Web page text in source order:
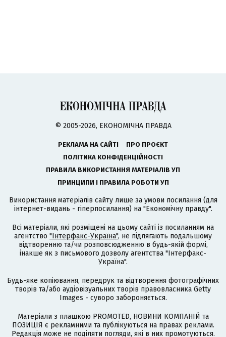
© 2005-2026, ЕКОНОМІЧНА ПРАВДА
РЕКЛАМА НА САЙТІ
ПРО ПРОЄКТ
ПОЛІТИКА КОНФІДЕНЦІЙНОСТІ
ПРАВИЛА ВИКОРИСТАННЯ МАТЕРІАЛІВ УП
ПРИНЦИПИ І ПРАВИЛА РОБОТИ УП
Використання матеріалів сайту лише за умови посилання (для
інтернет-видань - гіперпосилання) на "Економічну правду".
Всі матеріали, які розміщені на цьому сайті із посиланням на
агентство "Інтерфакс-Україна", не підлягають подальшому
відтворенню та/чи розповсюдженню в будь-якій формі,
інакше як з письмового дозволу агентства "Інтерфакс-
Україна".
Будь-яке копіювання, передрук та відтворення фотографічних
творів та/або аудіовізуальних творів правовласника Getty
Images - суворо забороняється.
Матеріали з плашкою PROMOTED, НОВИНИ КОМПАНІЙ та
ПОЗИЦІЯ є рекламними та публікуються на правах реклами.
Редакція може не поділяти погляди, які в них промотуються.